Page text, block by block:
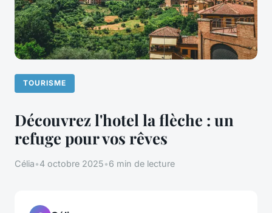
TOURISME
Découvrez l'hotel la flèche : un
refuge pour vos rêves
Célia•4 octobre 2025•6 min de lecture